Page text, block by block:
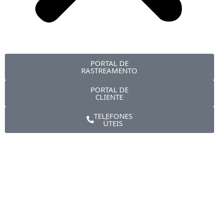
PORTAL DE
RASTREAMENTO
PORTAL DE
CLIENTE
TELEFONES
ÚTEIS